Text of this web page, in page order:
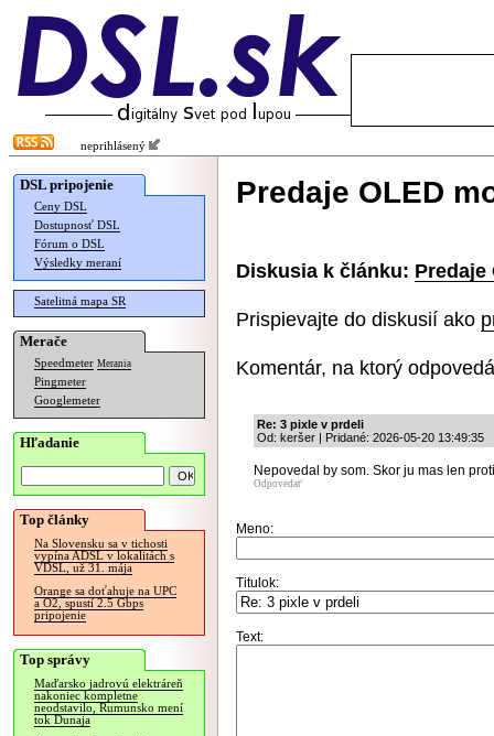
neprihlásený
DSL pripojenie
Ceny DSL
Dostupnosť DSL
Fórum o DSL
Výsledky meraní
Satelitná mapa SR
Merače
Speedmeter Merania
Pingmeter
Googlemeter
Hľadanie
Top články
Na Slovensku sa v tichosti
vypína ADSL v lokalitách s
VDSL, už 31. mája
Orange sa doťahuje na UPC
a O2, spustí 2.5 Gbps
pripojenie
Top správy
Maďarsko jadrovú elektráreň
nakoniec kompletne
neodstavilo, Rumunsko mení
tok Dunaja
Predaje OLED
Diskusia k článku: Predaje
Prispievajte do diskusií ako
Komentár, na ktorý
Re: 3 pixle v prdeli
Od: keršer | Pridané: 2026-05-20 13:49:35
Nepovedal by som. Skor ju mas len
Odpovedať
Meno:
Titulok:
Text: